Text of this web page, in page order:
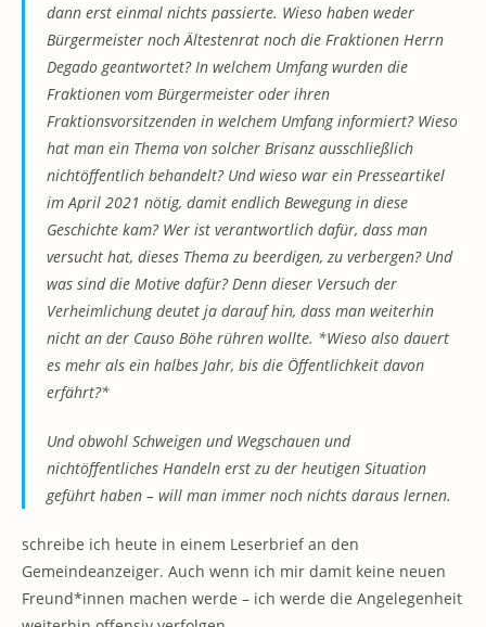
dann erst einmal nichts passierte. Wieso haben weder
Bürgermeister noch Ältestenrat noch die Fraktionen Herrn
Degado geantwortet? In welchem Umfang wurden die
Fraktionen vom Bürgermeister oder ihren
Fraktionsvorsitzenden in welchem Umfang informiert? Wieso
hat man ein Thema von solcher Brisanz ausschließlich
nichtöffentlich behandelt? Und wieso war ein Presseartikel
im April 2021 nötig, damit endlich Bewegung in diese
Geschichte kam? Wer ist verantwortlich dafür, dass man
versucht hat, dieses Thema zu beerdigen, zu verbergen? Und
was sind die Motive dafür? Denn dieser Versuch der
Verheimlichung deutet ja darauf hin, dass man weiterhin
nicht an der Causo Böhe rühren wollte. *Wieso also dauert
es mehr als ein halbes Jahr, bis die Öffentlichkeit davon
erfährt?*
Und obwohl Schweigen und Wegschauen und
nichtöffentliches Handeln erst zu der heutigen Situation
geführt haben – will man immer noch nichts daraus lernen.
schreibe ich heute in einem Leserbrief an den
Gemeindeanzeiger. Auch wenn ich mir damit keine neuen
Freund*innen machen werde – ich werde die Angelegenheit